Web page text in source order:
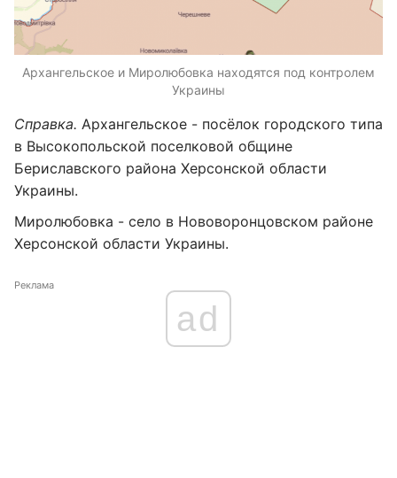
Архангельское и Миролюбовка находятся под контролем
Украины
Справка. Архангельское - посёлок городского типа
в Высокопольской поселковой общине
Бериславского района Херсонской области
Украины.
Миролюбовка - село в Нововоронцовском районе
Херсонской области Украины.
Реклама
ad